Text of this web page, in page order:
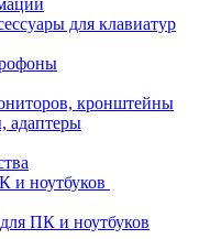
для клавиатур
кронштейны
адаптеры
и ноутбуков
ПК и ноутбуков